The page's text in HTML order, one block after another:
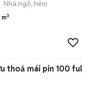
Nhà ngõ, hẻm
thoả mái pin 100 ful